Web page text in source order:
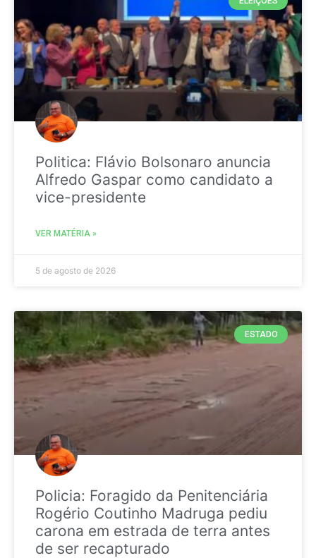
Politica: Flávio Bolsonaro anuncia
Alfredo Gaspar como candidato a
vice-presidente
VER MATÉRIA »
5 de agosto de 2026
ESTADO
Policia: Foragido da Penitenciária
Rogério Coutinho Madruga pediu
carona em estrada de terra antes
de ser recapturado